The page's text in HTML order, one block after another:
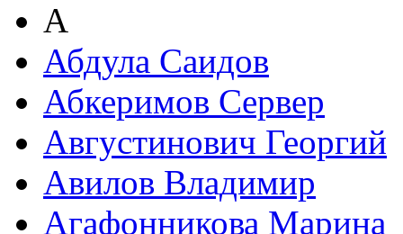
А
Абдула Саидов
Абкеримов Сервер
Августинович Георгий
Авилов Владимир
Агафонникова Марина